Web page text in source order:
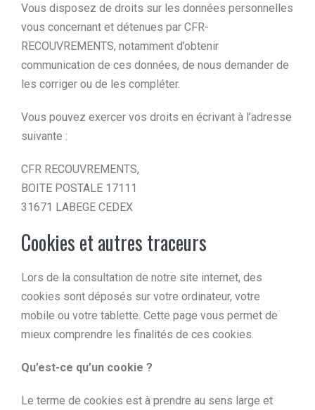
Vous disposez de droits sur les données personnelles
vous concernant et détenues par CFR-
RECOUVREMENTS, notamment d’obtenir
communication de ces données, de nous demander de
les corriger ou de les compléter.
Vous pouvez exercer vos droits en écrivant à l’adresse
suivante :
CFR RECOUVREMENTS,
BOITE POSTALE 17111
31671 LABEGE CEDEX
Cookies et autres traceurs
Lors de la consultation de notre site internet, des
cookies sont déposés sur votre ordinateur, votre
mobile ou votre tablette. Cette page vous permet de
mieux comprendre les finalités de ces cookies.
Qu’est-ce qu’un cookie ?
Le terme de cookies est à prendre au sens large et